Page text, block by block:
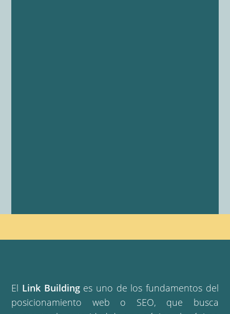
El Link Buildinges uno de los fundamentos del
posicionamiento web o SEO, que busca